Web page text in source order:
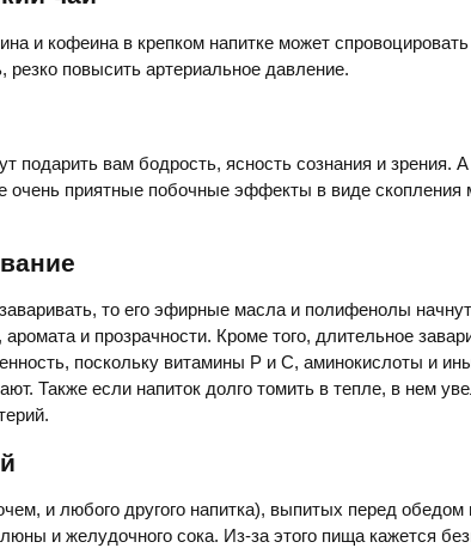
и кофеина в крепком напитке может
повысить артериальное давление.
подарить вам бодрость, ясность сознания и зрения.
очень приятные побочные эффекты в виде скопления
то его эфирные масла и полифенолы
и прозрачности. Кроме того, длительное
поскольку витамины Р и С, аминокислоты и
Также если напиток долго томить в тепле, в нем
и любого другого напитка), выпитых перед
и желудочного сока. Из-за этого пища кажется